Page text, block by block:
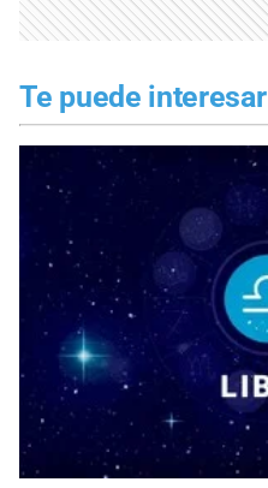
Te puede interesar